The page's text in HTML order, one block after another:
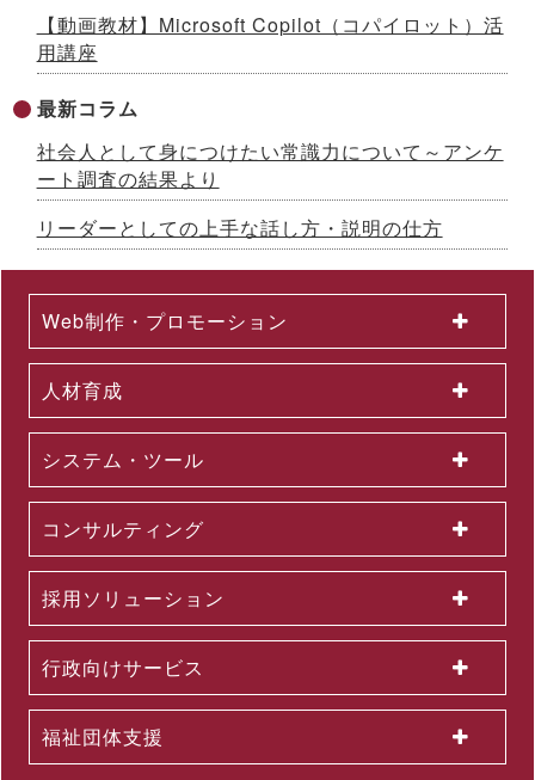
座開始
2026.07.10
「インソースグループ統合報告書2025」発行のお知らせ ～AI
時代の成長戦略を様々な観点で解説
成果が出るまで伴走する、Forward Deployed型コンサルタン
ト養成研修を開発 ～26年７月から公開講座で提供
2026.07.03
国土交通省採択の二地域居住事業に参画、新たな人流創出へ～
「白川町二地域居住促進コンソーシアム」協定締結のお知らせ
2026.07.01
2026年６月度KPI（業績指標）進捗状況
2026.06.12
待値の理解」を軸に、７月から新たに３研修を公開講座で開催
2026.06.08
催 ～問題意識調査結果から、日本企業における課題を読み解く
2026.06.03
＜第３弾＞「AI活用を１億人に」交通広告を６月より大幅拡大
～東名阪エリアの主要路線にて、教育による業務へのAI活用支
援を力強く訴求
2026.06.01
組織変更及び人事異動に関するお知らせ
2026.06.01
2026年５月度KPI（業績指標）進捗状況
公開講座セットプラン「上司部下ペアプラン」を26年５月より
提供開始 ～同一テーマの同時受講で、実践につながる共通言語
【動画教材】Microsoft Copilot（コパイロット）活
用講座
最新コラム
社会人として身につけたい常識力について～アンケ
ート調査の結果より
リーダーとしての上手な話し方・説明の仕方
Web制作・プロモーション
人材育成
システム・ツール
コンサルティング
採用ソリューション
行政向けサービス
福祉団体支援